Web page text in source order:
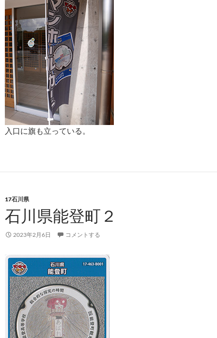
入口に旗も立っている。
17石川県
石川県能登町２
2023年2月6日 コメントする